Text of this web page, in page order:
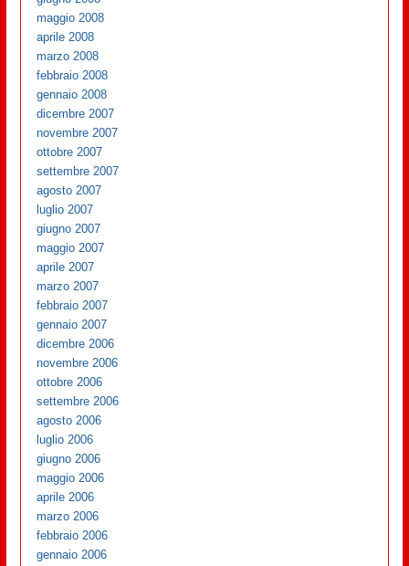
maggio 2008
aprile 2008
marzo 2008
febbraio 2008
gennaio 2008
dicembre 2007
novembre 2007
ottobre 2007
settembre 2007
agosto 2007
luglio 2007
giugno 2007
maggio 2007
aprile 2007
marzo 2007
febbraio 2007
gennaio 2007
dicembre 2006
novembre 2006
ottobre 2006
settembre 2006
agosto 2006
luglio 2006
giugno 2006
maggio 2006
aprile 2006
marzo 2006
febbraio 2006
gennaio 2006